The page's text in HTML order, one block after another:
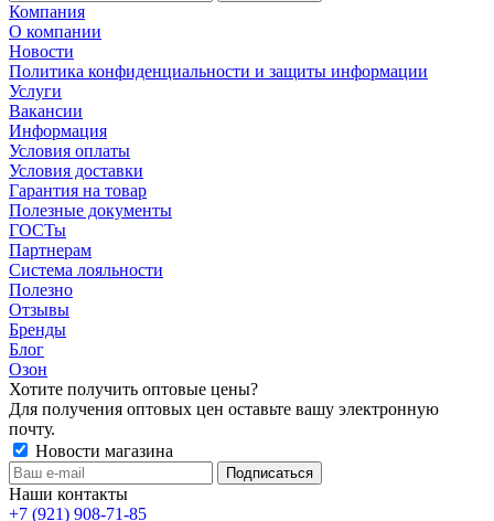
Компания
О компании
Новости
Политика конфиденциальности и защиты информации
Услуги
Вакансии
Информация
Условия оплаты
Условия доставки
Гарантия на товар
Полезные документы
ГОСТы
Партнерам
Система лояльности
Полезно
Отзывы
Бренды
Блог
Озон
Хотите получить оптовые цены?
Для получения оптовых цен оставьте вашу электронную
почту.
Новости магазина
Наши контакты
+7 (921) 908-71-85